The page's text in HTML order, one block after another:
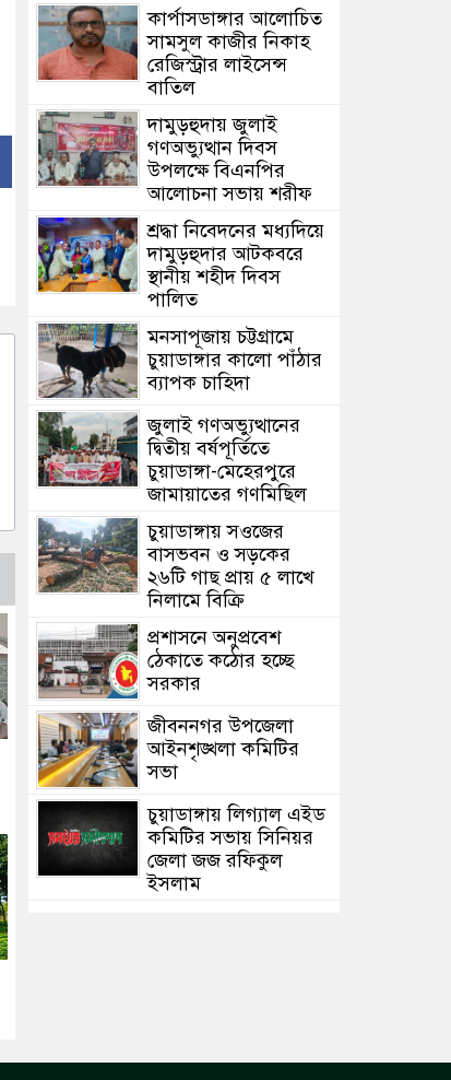
কার্পাসডাঙ্গার আলোচিত
সামসুল কাজীর নিকাহ
রেজিস্ট্রার লাইসেন্স
বাতিল
দামুড়হুদায় জুলাই
গণঅভ্যুত্থান দিবস
উপলক্ষে বিএনপির
আলোচনা সভায় শরীফ
শ্রদ্ধা নিবেদনের মধ্যদিয়ে
দামুড়হুদার আটকবরে
স্থানীয় শহীদ দিবস
পালিত
মনসাপূজায় চট্টগ্রামে
চুয়াডাঙ্গার কালো পাঁঠার
ব্যাপক চাহিদা
জুলাই গণঅভ্যুত্থানের
দ্বিতীয় বর্ষপূর্তিতে
চুয়াডাঙ্গা-মেহেরপুরে
জামায়াতের গণমিছিল
চুয়াডাঙ্গায় সওজের
বাসভবন ও সড়কের
২৬টি গাছ প্রায় ৫ লাখে
নিলামে বিক্রি
প্রশাসনে অনুপ্রবেশ
ঠেকাতে কঠোর হচ্ছে
সরকার
জীবননগর উপজেলা
আইনশৃঙ্খলা কমিটির
সভা
চুয়াডাঙ্গায় লিগ্যাল এইড
কমিটির সভায় সিনিয়র
জেলা জজ রফিকুল
ইসলাম